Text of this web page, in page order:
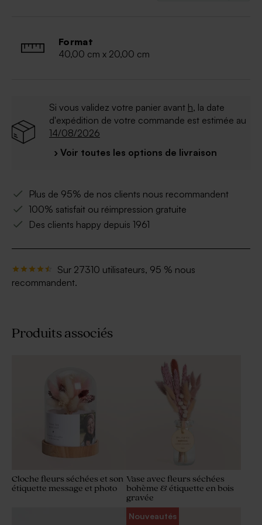
Format
40,00 cm x 20,00 cm
Si vous validez votre panier avant h, la date
d'expédition de votre commande est estimée au
14/08/2026
› Voir toutes les options de livraison
Plus de 95% de nos clients nous recommandent
100% satisfait ou réimpression gratuite
Des clients happy depuis 1961
Sur 27310 utilisateurs, 95 % nous
recommandent.
Produits associés
Cloche fleurs séchées et son
étiquette message et photo
Vase avec fleurs séchées
bohème & étiquette en bois
gravée
Nouveautés